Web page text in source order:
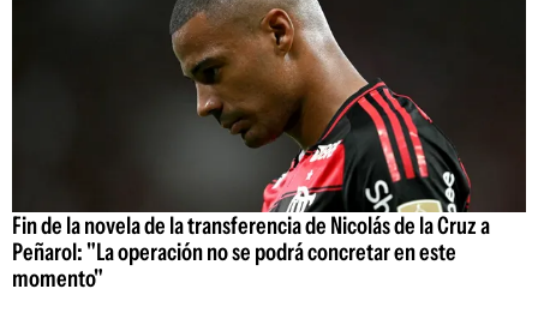
Fin de la novela de la transferencia de Nicolás de la Cruz a
Peñarol: "La operación no se podrá concretar en este
momento"